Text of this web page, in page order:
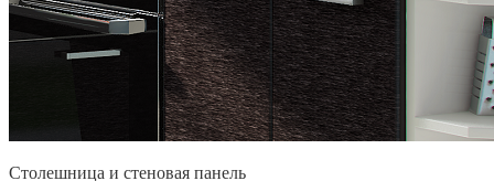
Столешница и стеновая панель